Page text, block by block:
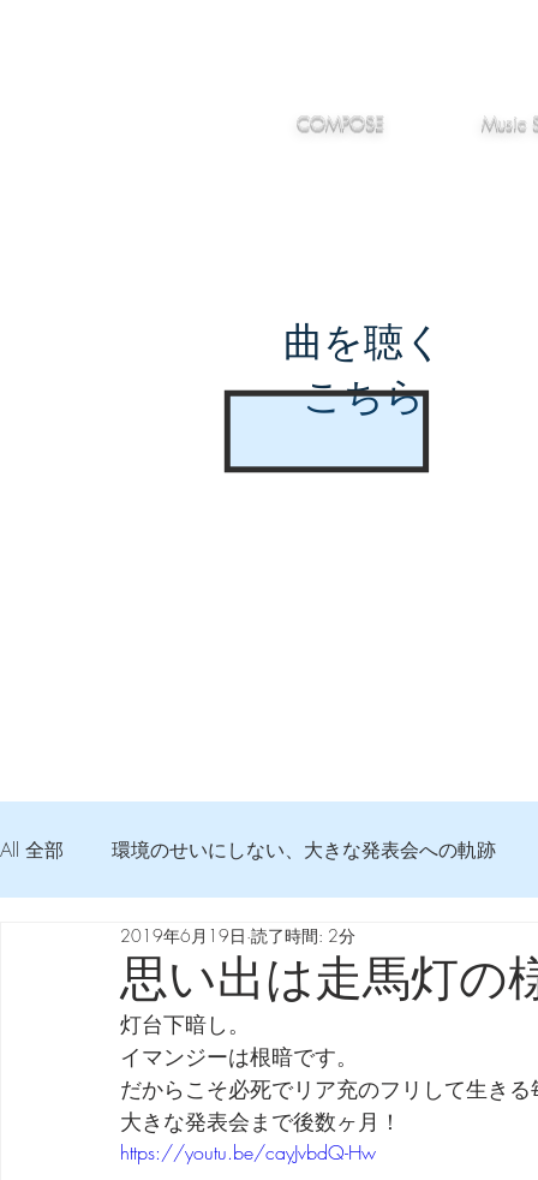
COMPOSE Music
曲を聴く
こちら
All 全部 環境のせいにしない、大きな発表会への軌跡
弦交換の記録 DTM 始める 知っておきたいコト
Imanjy Studio 使われているモノ
劇団 Avan 劇伴が出来るまでを追ったドキュメンタリー
思い出は走馬灯の
2019年6月19日 読了時間: 2分
灯台下暗し。
イマンジーは根暗です。
だからこそ必死でリア充のフリして生きる
大きな発表会まで後数ヶ月！
https://youtu.be/cayJvbdQ-Hw